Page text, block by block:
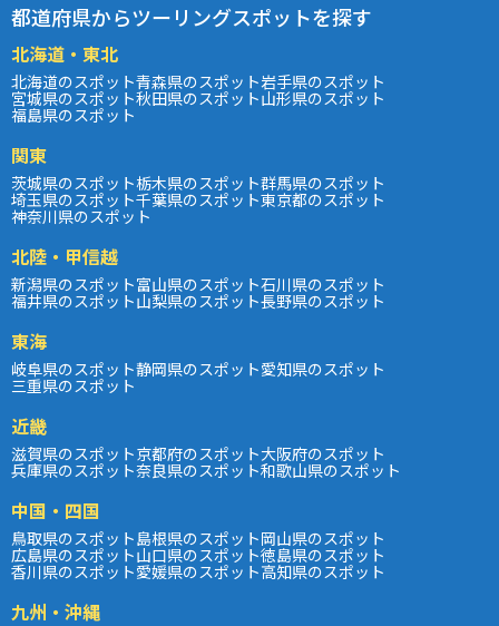
都道府県からツーリングスポットを探す
北海道・東北
北海道のスポット青森県のスポット岩手県のスポット
宮城県のスポット秋田県のスポット山形県のスポット
福島県のスポット
関東
茨城県のスポット栃木県のスポット群馬県のスポット
埼玉県のスポット千葉県のスポット東京都のスポット
神奈川県のスポット
北陸・甲信越
新潟県のスポット富山県のスポット石川県のスポット
福井県のスポット山梨県のスポット長野県のスポット
東海
岐阜県のスポット静岡県のスポット愛知県のスポット
三重県のスポット
近畿
滋賀県のスポット京都府のスポット大阪府のスポット
兵庫県のスポット奈良県のスポット和歌山県のスポット
中国・四国
鳥取県のスポット島根県のスポット岡山県のスポット
広島県のスポット山口県のスポット徳島県のスポット
香川県のスポット愛媛県のスポット高知県のスポット
九州・沖縄